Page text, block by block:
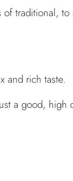
traditional, to
and rich taste.
a good, high